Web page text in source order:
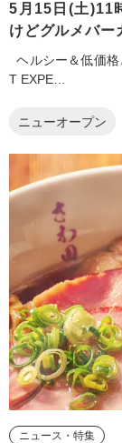
5月15日(土)11
けどグルメバー
ヘルシー＆低価
T EXPE…
ニューオープン
ニュース・特集